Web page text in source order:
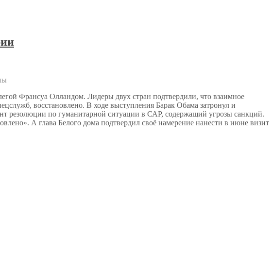
Франсуа Олландом. Лидеры двух стран подтвердили, что взаимное
восстановлено. В ходе выступления Барак Обама затронул и
резолюции по гуманитарной ситуации в САР, содержащий угрозы санкций.
А глава Белого дома подтвердил своё намерение нанести в июне визит